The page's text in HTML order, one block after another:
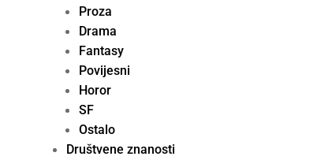
Proza
Drama
Fantasy
Povijesni
Horor
SF
Ostalo
Društvene znanosti